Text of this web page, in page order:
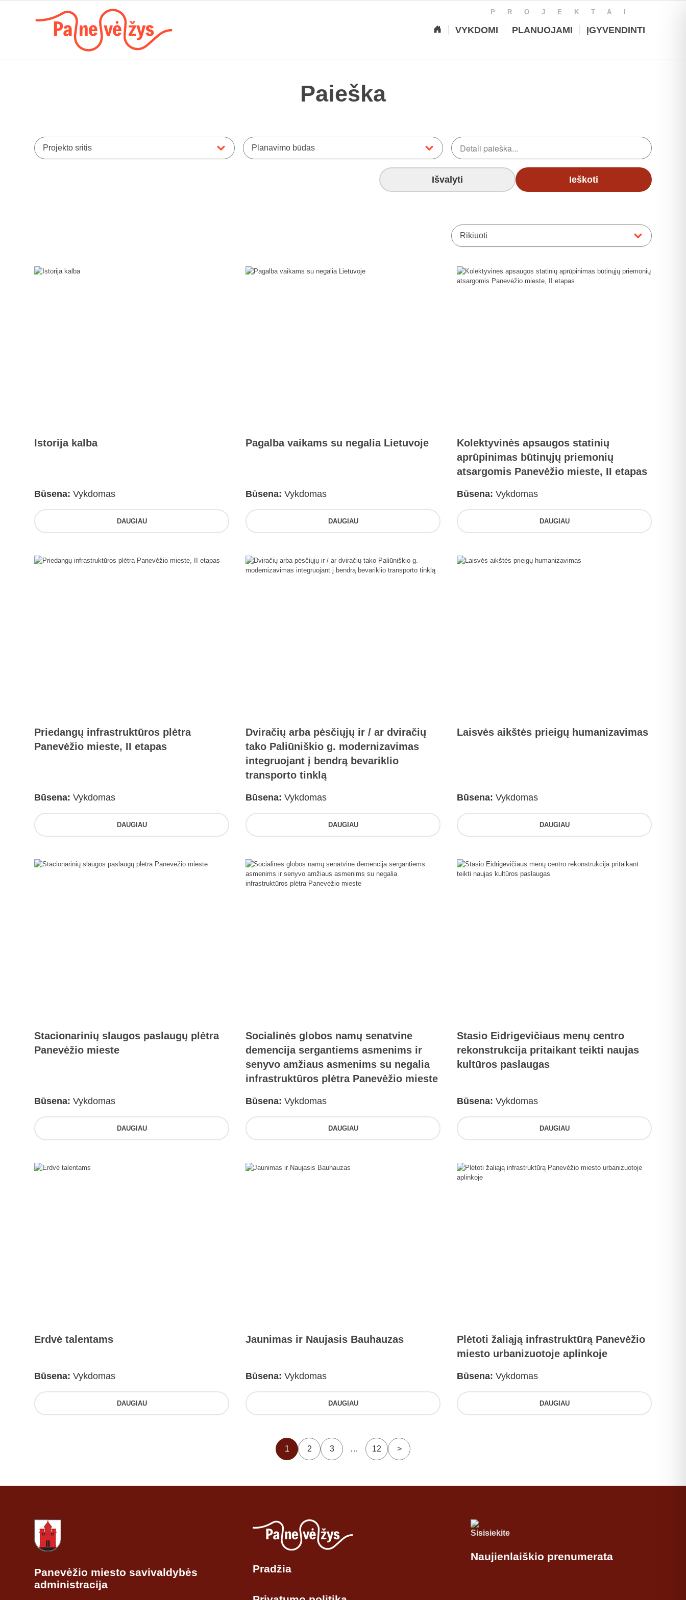
PROJEKTAI
VYKDOMI PLANUOJAMI ĮGYVENDINTI
Paieška
Projekto sritis Planavimo būdas
Išvalyti Ieškoti
Rikiuoti
Istorija kalba
Būsena: Vykdomas
DAUGIAU
Pagalba vaikams su negalia Lietuvoje
Būsena: Vykdomas
DAUGIAU
Kolektyvinės apsaugos statinių
aprūpinimas būtinųjų priemonių
atsargomis Panevėžio mieste, II etapas
Būsena: Vykdomas
DAUGIAU
Priedangų infrastruktūros plėtra
Panevėžio mieste, II etapas
Būsena: Vykdomas
DAUGIAU
Dviračių arba pėsčiųjų ir / ar dviračių
tako Paliūniškio g. modernizavimas
integruojant į bendrą bevariklio
transporto tinklą
Būsena: Vykdomas
DAUGIAU
Laisvės aikštės prieigų humanizavimas
Būsena: Vykdomas
DAUGIAU
Stacionarinių slaugos paslaugų plėtra
Panevėžio mieste
Būsena: Vykdomas
DAUGIAU
Socialinės globos namų senatvine
demencija sergantiems asmenims ir
senyvo amžiaus asmenims su negalia
infrastruktūros plėtra Panevėžio mieste
Būsena: Vykdomas
DAUGIAU
Stasio Eidrigevičiaus menų centro
rekonstrukcija pritaikant teikti naujas
kultūros paslaugas
Būsena: Vykdomas
DAUGIAU
Erdvė talentams
Būsena: Vykdomas
DAUGIAU
Jaunimas ir Naujasis Bauhauzas
Būsena: Vykdomas
DAUGIAU
Plėtoti žaliąją infrastruktūrą Panevėžio
miesto urbanizuotoje aplinkoje
Būsena: Vykdomas
DAUGIAU
1 2 3 … 12 >
Panevėžio miesto savivaldybės
administracija
Pradžia
Naujienlaiškio prenumerata